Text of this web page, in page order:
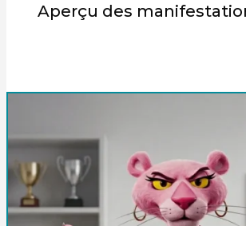
Aperçu des